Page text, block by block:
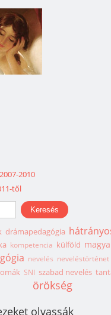
2010
től
drámapedagógia
kompetencia külföld
nevelés neveléstörténet
SNI szabad nevelés
örökség
olvassák